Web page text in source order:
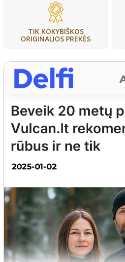
TIK KOKYBIŠKOS
ORIGINALIOS PREKĖS